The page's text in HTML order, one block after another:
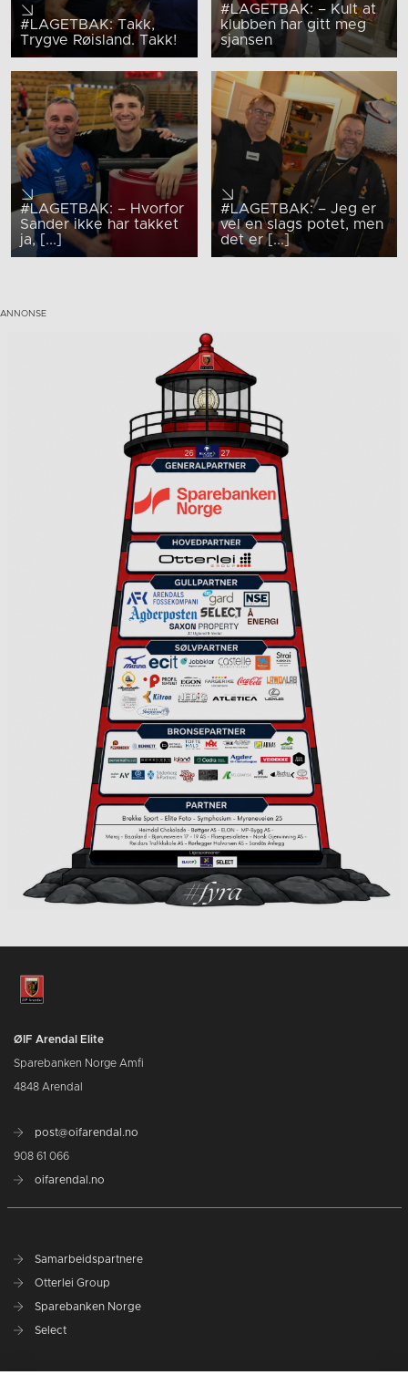
#LAGETBAK: Takk,
Trygve Røisland. Takk!
#LAGETBAK: – Kult at
klubben har gitt meg
sjansen
#LAGETBAK: – Hvorfor
Sander ikke har takket
ja, [...]
#LAGETBAK: – Jeg er
vel en slags potet, men
det er [...]
ØIF Arendal Elite
Sparebanken Norge Amfi
4848 Arendal
post@oifarendal.no
908 61 066
oifarendal.no
Samarbeidspartnere
Otterlei Group
Sparebanken Norge
Select